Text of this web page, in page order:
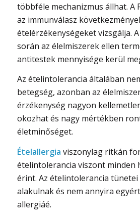
többféle mechanizmus állhat. A
az immunválasz
ételérzékenységeket vizsgálja.
során az élelmiszerek ellen
antitestek mennyisége kerül
Az ételintolerancia általában
betegség, azonban az
érzékenység nagyon
okozhat és nagy mértékben
életminőséget.
Ételallergia viszonylag ritkán
ételintolerancia viszont minden
érint. Az ételintolerancia tünetei
alakulnak és nem annyira
allergiáé.